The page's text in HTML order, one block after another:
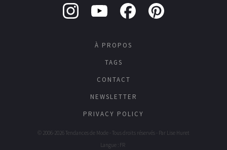
À PROPOS
TAGS
CONTACT
NEWSLETTER
PRIVACY POLICY
© 2006-2026 Tendances de Mode - Tous droits réservés - Par Lise Huret
Langue : FR